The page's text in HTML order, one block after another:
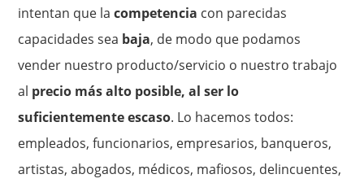
intentan que lacompetencia con parecidas
capacidades sea baja, de modo que podamos
vender nuestro producto/servicio o nuestro trabajo
al precio más alto posible, al ser lo
suficientemente escaso. Lo hacemos todos:
empleados, funcionarios, empresarios, banqueros,
artistas, abogados, médicos, mafiosos, delincuentes,